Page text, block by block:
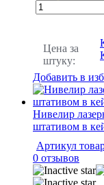
Цена за
штуку:
Добавить в
Нивелир
штативом в
Артикул
0 отзывов